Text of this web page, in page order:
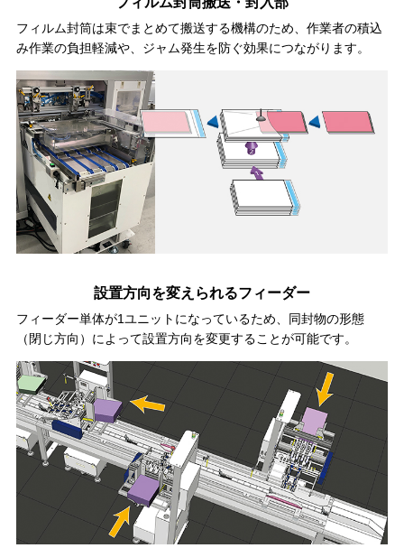
フィルム封筒は束でまとめて搬送する機構のため、作業者の積込
み作業の負担軽減や、ジャム発生を防ぐ効果につながります。
設置方向を変えられるフィーダー
フィーダー単体が1ユニットになっているため、同封物の形態
（閉じ方向）によって設置方向を変更することが可能です。